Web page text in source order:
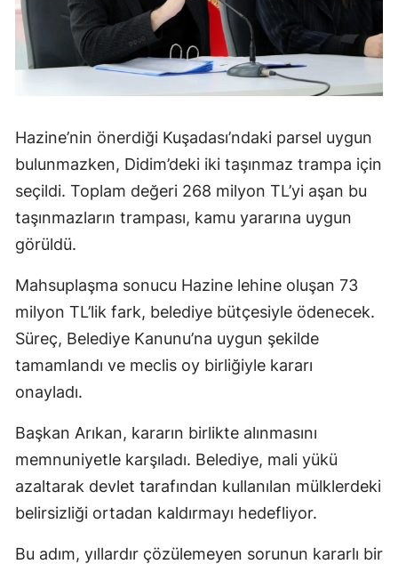
Hazine’nin önerdiği Kuşadası’ndaki parsel uygun
bulunmazken, Didim’deki iki taşınmaz trampa için
seçildi. Toplam değeri 268 milyon TL’yi aşan bu
taşınmazların trampası, kamu yararına uygun
görüldü.
Mahsuplaşma sonucu Hazine lehine oluşan 73
milyon TL’lik fark, belediye bütçesiyle ödenecek.
Süreç, Belediye Kanunu’na uygun şekilde
tamamlandı ve meclis oy birliğiyle kararı
onayladı.
Başkan Arıkan, kararın birlikte alınmasını
memnuniyetle karşıladı. Belediye, mali yükü
azaltarak devlet tarafından kullanılan mülklerdeki
belirsizliği ortadan kaldırmayı hedefliyor.
Bu adım, yıllardır çözülemeyen sorunun kararlı bir